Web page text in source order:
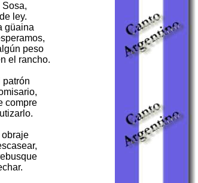
Sosa,
ley.
güaina
peso
el rancho.
patrón
compre
obraje